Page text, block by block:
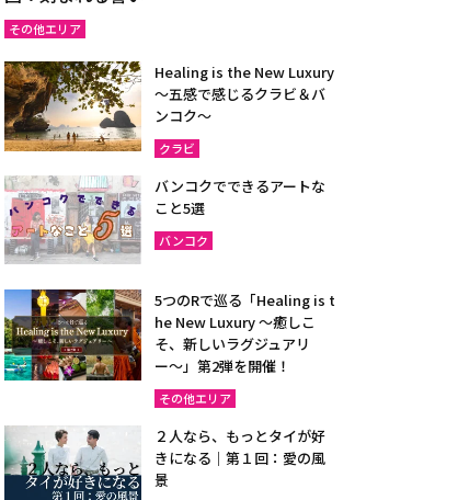
その他エリア
Healing is the New Luxury
～五感で感じるクラビ＆バ
ンコク～
クラビ
バンコクでできるアートな
こと5選
バンコク
5つのRで巡る「Healing is t
he New Luxury ～癒しこ
そ、新しいラグジュアリ
ー〜」第2弾を開催！
その他エリア
２人なら、もっとタイが好
きになる｜第１回：愛の風
景